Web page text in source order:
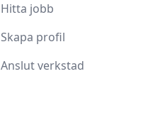
Hitta jobb
Skapa profil
Anslut verkstad